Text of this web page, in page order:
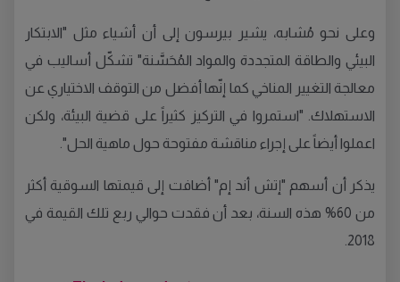
وعلى نحو مُشابه، يشير بيرسون إلى أن أشياء مثل "الابتكار
البيئي والطاقة المتجددة والمواد المُحَسَّنة" تشكّل أساليب في
معالجة التغيير المناخي كما إنّها أفضل من التوقف الاختياري عن
الاستهلاك. "استمروا في التركيز كثيراً على قضية البيئة، ولكن
اعملوا أيضاً على إجراء مناقشة مفتوحة حول ماهية الحل".
يذكر أن أسهم "إتش أند إم" أضافت إلى قيمتها السوقية أكثر
من 60% هذه السنة، بعد أن فقدت حوالي ربع تلك القيمة في
2018.